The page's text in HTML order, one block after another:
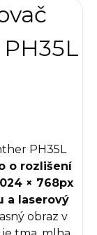
PH35L
o rozlišení
× 768px
a laserový
obraz v